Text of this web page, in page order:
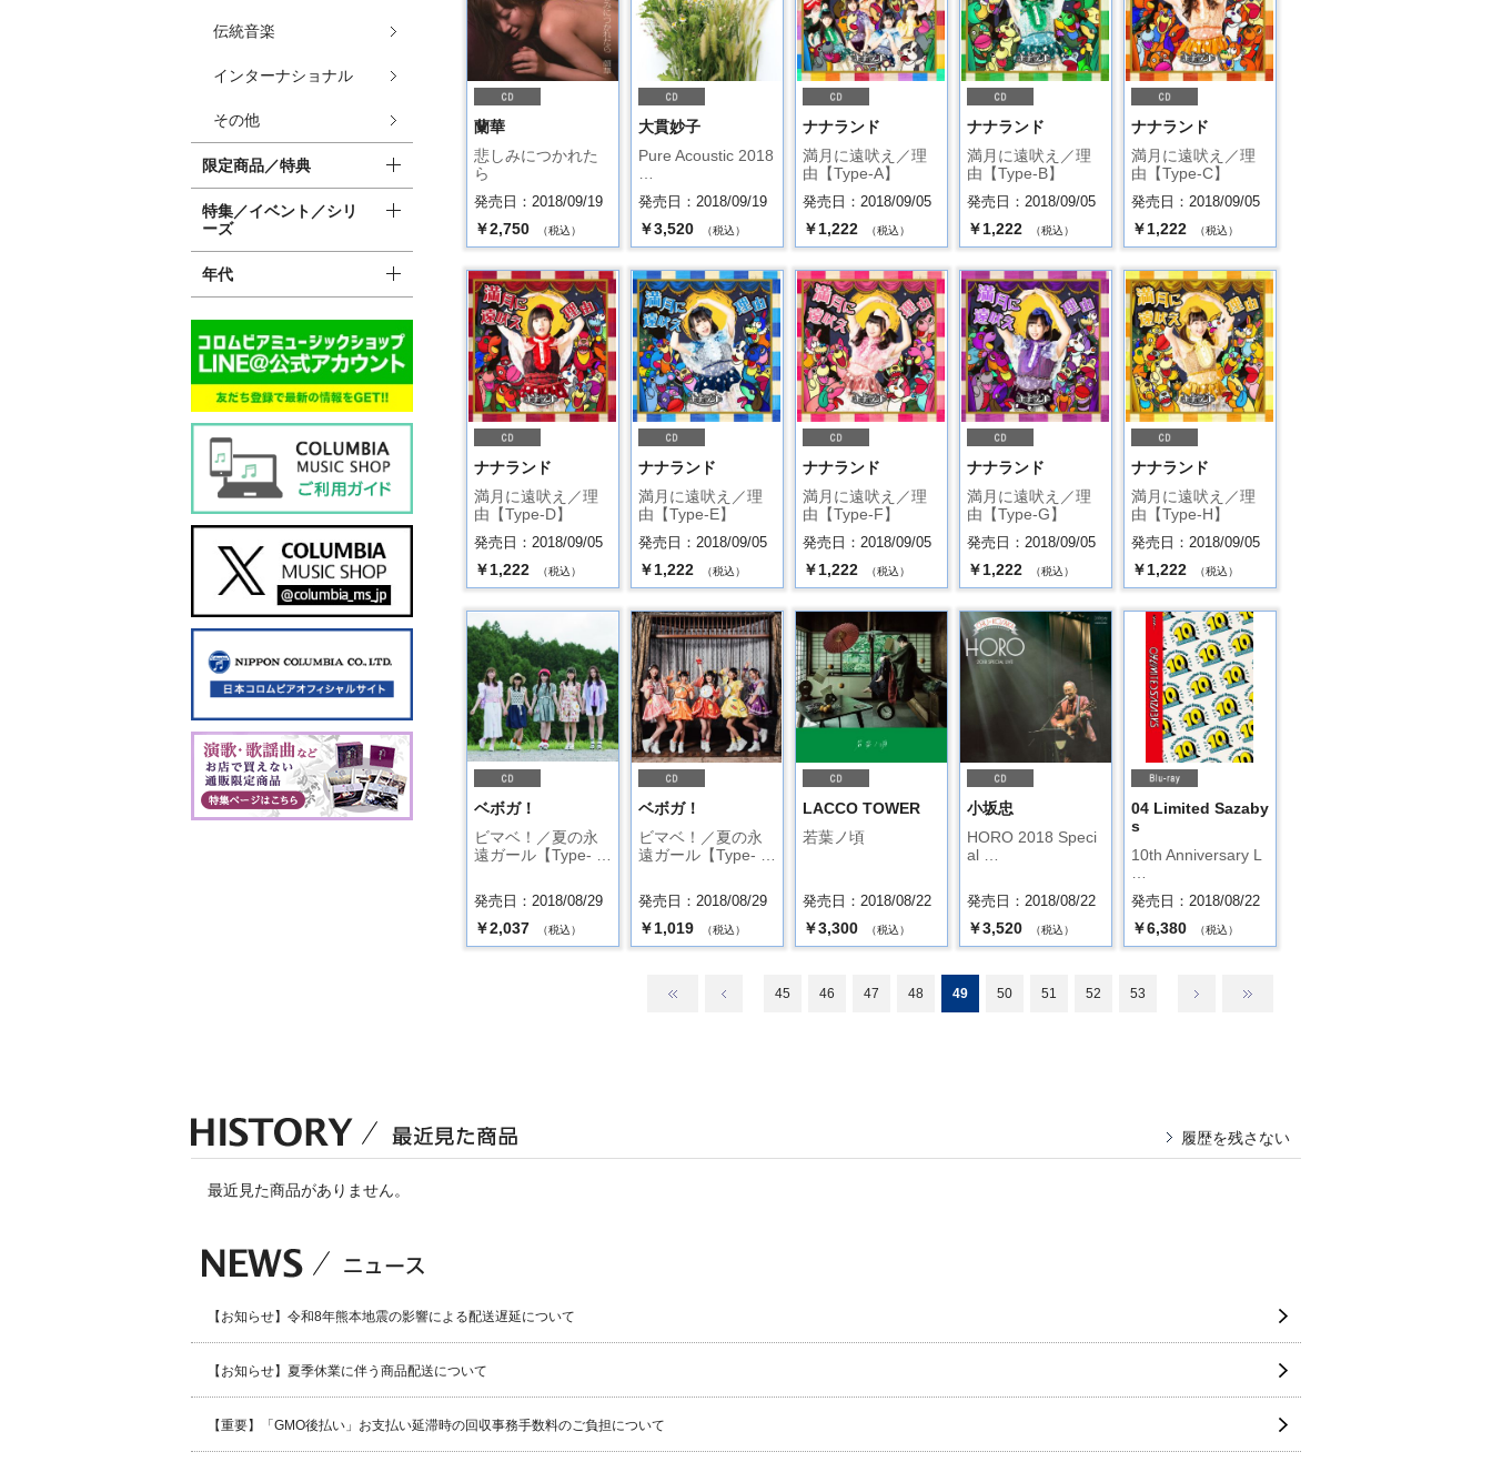
蘭華
悲しみにつかれた
ら
発売日：2018/09/19
￥2,750 （税込）
大貫妙子
Pure Acoustic 2018
発売日：2018/09/19
￥3,520 （税込）
ナナランド
満月に遠吠え／理
由【Type-A】
発売日：2018/09/05
￥1,222 （税込）
ナナランド
満月に遠吠え／理
由【Type-B】
発売日：2018/09/05
￥1,222 （税込）
ナナランド
満月に遠吠え／理
由【Type-C】
発売日：2018/09/05
￥1,222 （税込）
ナナランド
満月に遠吠え／理
由【Type-D】
発売日：2018/09/05
￥1,222 （税込）
ナナランド
満月に遠吠え／理
由【Type-E】
発売日：2018/09/05
￥1,222 （税込）
ナナランド
満月に遠吠え／理
由【Type-F】
発売日：2018/09/05
￥1,222 （税込）
ナナランド
満月に遠吠え／理
由【Type-G】
発売日：2018/09/05
￥1,222 （税込）
ナナランド
満月に遠吠え／理
由【Type-H】
発売日：2018/09/05
￥1,222 （税込）
ベボガ！
ビマベ！／夏の永
遠ガール【Type- …
発売日：2018/08/29
￥2,037 （税込）
ベボガ！
ビマベ！／夏の永
遠ガール【Type- …
発売日：2018/08/29
￥1,019 （税込）
LACCO TOWER
若葉ノ頃
発売日：2018/08/22
￥3,300 （税込）
小坂忠
HORO 2018 Speci
al …
発売日：2018/08/22
￥3,520 （税込）
04 Limited Sazaby
s
10th Anniversary L
発売日：2018/08/22
￥6,380 （税込）
45 46 47 48 49 50 51 52 53
伝統音楽
インターナショナル
その他
限定商品／特典
特集／イベント／シリ
ーズ
年代
最近見た商品がありません。
履歴を残さない
【お知らせ】令和8年熊本地震の影響による配送遅延について
【お知らせ】夏季休業に伴う商品配送について
【重要】「GMO後払い」お支払い延滞時の回収事務手数料のご負担について